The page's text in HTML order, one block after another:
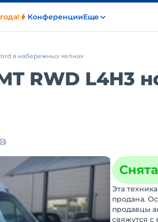
КонференцииЕще
в набережных челнах
RWD L4H3
Эта
продана.
продавцы
свяжутся с